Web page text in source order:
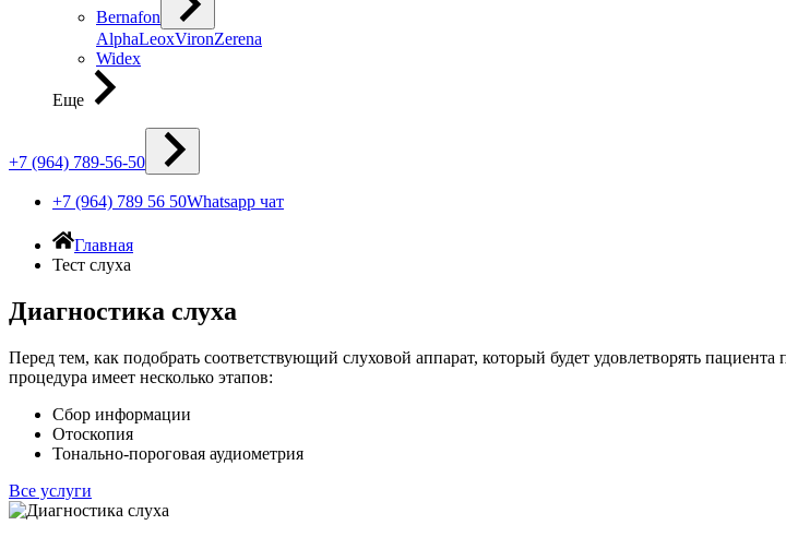
Bernafon
AlphaLeoxVironZerena
Widex
Еще
+7 (964) 789-56-50
+7 (964) 789 56 50Whatsapp чат
Главная
Тест слуха
Диагностика слуха
Перед тем, как подобрать соответствующий слуховой аппарат, который будет удовлетворять
процедура имеет несколько этапов:
Сбор информации
Отоскопия
Тонально-пороговая аудиометрия
Все услуги